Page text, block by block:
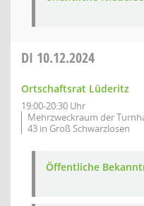
DI 10.12.2024
Ortschaftsrat Lüderitz
19:00-20:30 Uhr
Mehrzweckraum der
43 in Groß Schwarzlosen
Öffentliche